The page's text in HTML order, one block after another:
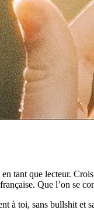
en tant que lecteur.
Que l’on se
à toi, sans bullshit